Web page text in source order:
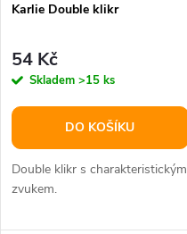
Karlie Double klikr
54 Kč
Skladem >15 ks
DO KOŠÍKU
Double klikr s charakteristickým
zvukem.